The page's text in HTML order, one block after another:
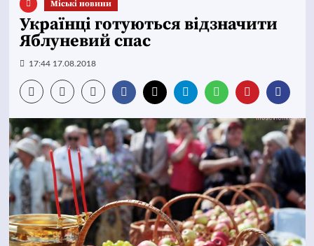
Mіські новини
Українці готуються відзначити
Яблуневий спас
17:44 17.08.2018